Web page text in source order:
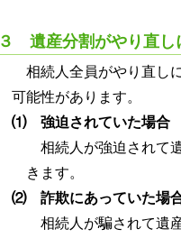
３ 遺産分割がやり直し
相続人全員がやり直し
可能性があります。
⑴ 強迫されていた場合
相続人が強迫されて
きます。
⑵ 詐欺にあっていた場
相続人が騙されて遺